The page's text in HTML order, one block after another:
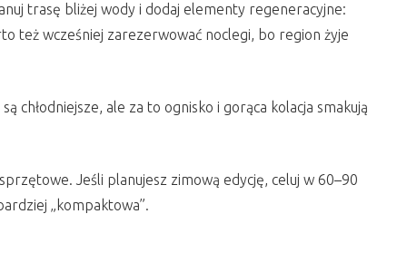
trasę bliżej wody i dodaj elementy regeneracyjne:
też wcześniej zarezerwować noclegi, bo region żyje
chłodniejsze, ale za to ognisko i gorąca kolacja smakują
Jeśli planujesz zimową edycję, celuj w 60–90
„kompaktowa”.